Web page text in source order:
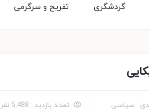
تفریح و سرگرمی گردشگری
: سیاسی تعداد بازدید : 5,488 نفر